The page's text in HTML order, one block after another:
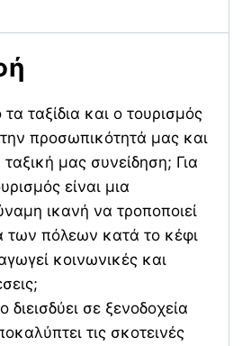
ταξίδια και ο τουρισμός
προσωπικότητά μας και
μας συνείδηση; Για
είναι μια
ικανή να τροποποιεί
των πόλεων κατά το κέφι
κοινωνικές και
σε ξενοδοχεία
τις σκοτεινές